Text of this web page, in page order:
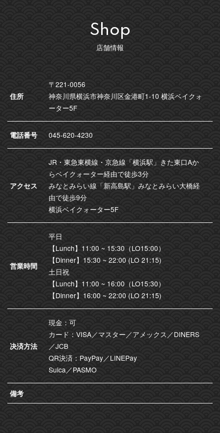
Shop
店舗情報
住所
〒221-0056
神奈川県横浜市神奈川区金港町1-10 横浜ベイクォ
ーター5F
電話番号 045-620-4230
アクセス
JR・東急東横線・京急線「横浜駅」きた東口Aか
らベイクォーター経由で徒歩3分
みなとみらい線「新高島駅」みなとみらい大橋経
由で徒歩9分
横浜ベイクォーター5F
営業時間
平日
【Lunch】11:00 ~ 15:30（LO15:00）
【Dinner】15:30 ~ 22:00 (LO 21:15)
土日祝
【Lunch】11:00 ~ 16:00（LO15:30）
【Dinner】16:00 ~ 22:00 (LO 21:15)
决済方法
現金：可
カード：VISA／マスター／アメックス／DINERS
／JCB
QR決済：PayPay／LINEPay
Suica／PASMO
備考